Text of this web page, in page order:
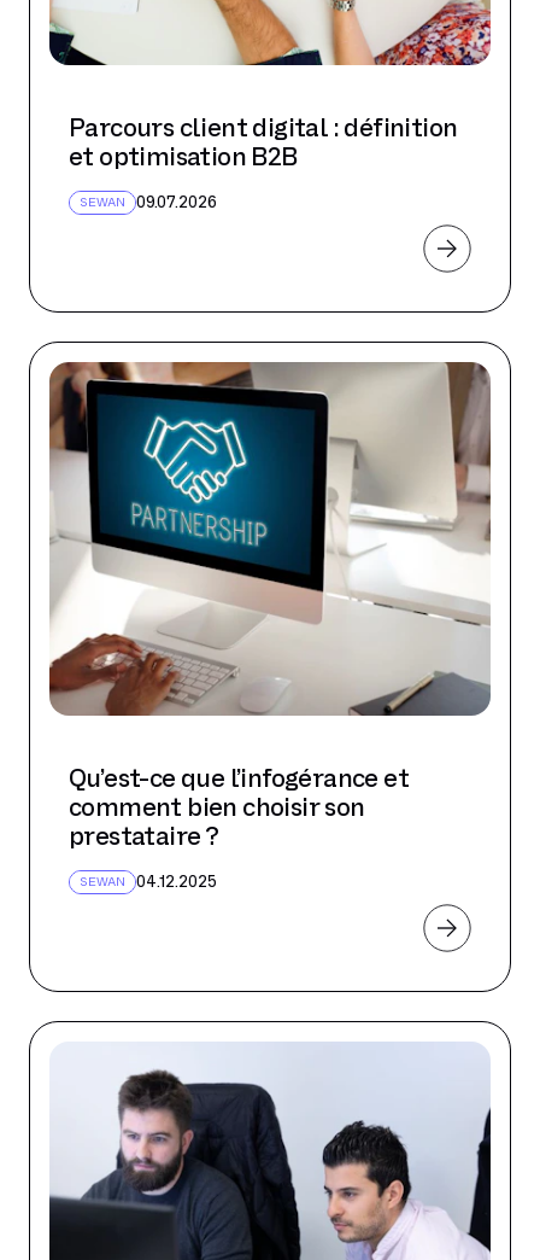
Parcours client digital : définition
et optimisation B2B
SEWAN 09.07.2026
Qu’est-ce que l’infogérance et
comment bien choisir son
prestataire ?
SEWAN 04.12.2025